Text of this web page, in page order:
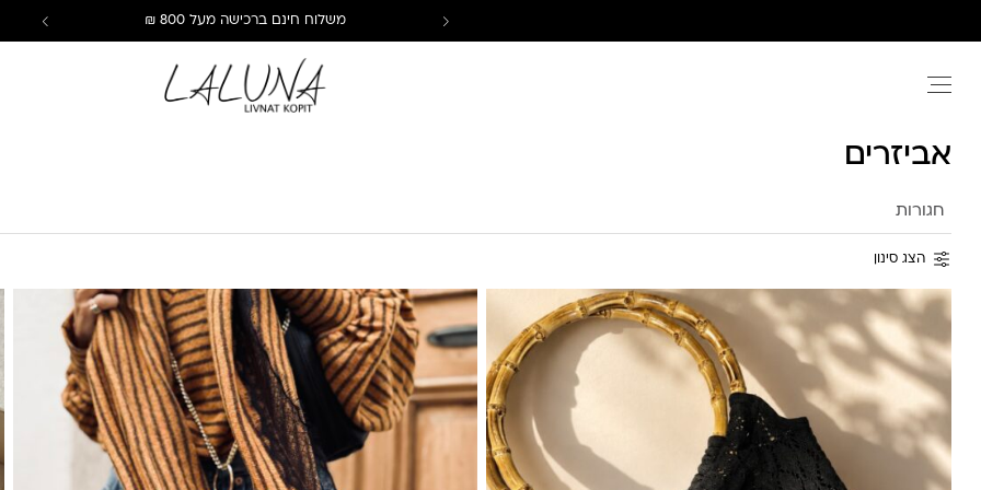
משלוח חינם ברכישה מעל 800 ₪
אביזרים
חגורות
הצג סינון